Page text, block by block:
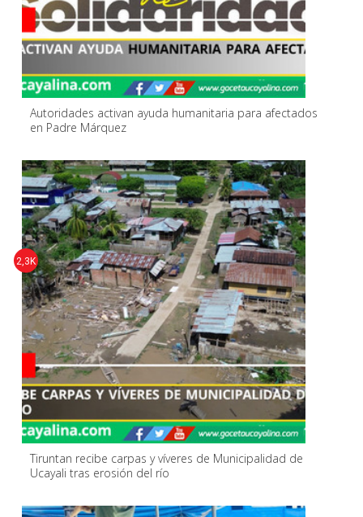
Autoridades activan ayuda humanitaria para afectados
en Padre Márquez
Tiruntan recibe carpas y víveres de Municipalidad de
Ucayali tras erosión del río
2,3K